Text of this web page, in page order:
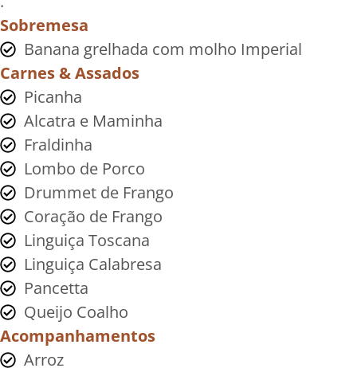
Sobremesa
Banana grelhada com molho Imperial
Carnes & Assados
Picanha
Alcatra e Maminha
Fraldinha
Lombo de Porco
Drummet de Frango
Coração de Frango
Linguiça Toscana
Linguiça Calabresa
Pancetta
Queijo Coalho
Acompanhamentos
Arroz